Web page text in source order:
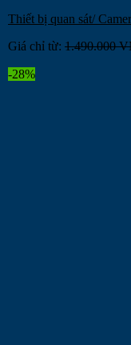
Thiết bị quan sát/
Giá chỉ từ: 1.490.000
-28%